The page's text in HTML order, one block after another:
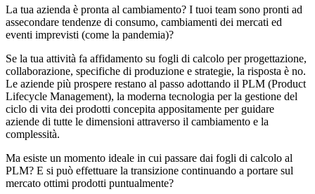
La tua azienda è pronta al cambiamento? I tuoi team sono pronti ad
assecondare tendenze di consumo, cambiamenti dei mercati ed
eventi imprevisti (come la pandemia)?
Se la tua attività fa affidamento su fogli di calcolo per progettazione,
collaborazione, specifiche di produzione e strategie, la risposta è no.
Le aziende più prospere restano al passo adottando il PLM (Product
Lifecycle Management), la moderna tecnologia per la gestione del
ciclo di vita dei prodotti concepita appositamente per guidare
aziende di tutte le dimensioni attraverso il cambiamento e la
complessità.
Ma esiste un momento ideale in cui passare dai fogli di calcolo al
PLM? E si può effettuare la transizione continuando a portare sul
mercato ottimi prodotti puntualmente?